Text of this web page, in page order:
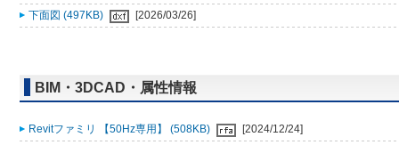
下面図 (497KB)
[2026/03/26]
BIM・3DCAD・属性情報
Revitファミリ 【50Hz専用】 (508KB)
[2024/12/24]